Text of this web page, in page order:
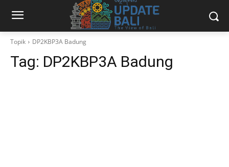
Topik DP2KBP3A Badung
Tag: DP2KBP3A Badung